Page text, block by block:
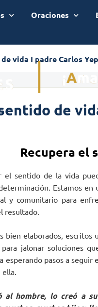
Oraciones
vida I padre Carlos
de
Recupera el
el sentido de la vida
Estamos
y comunitario para
resultado.
bien elaborados,
jalonar soluciones
esperando pasos a
ella.
al hombre, lo creó a